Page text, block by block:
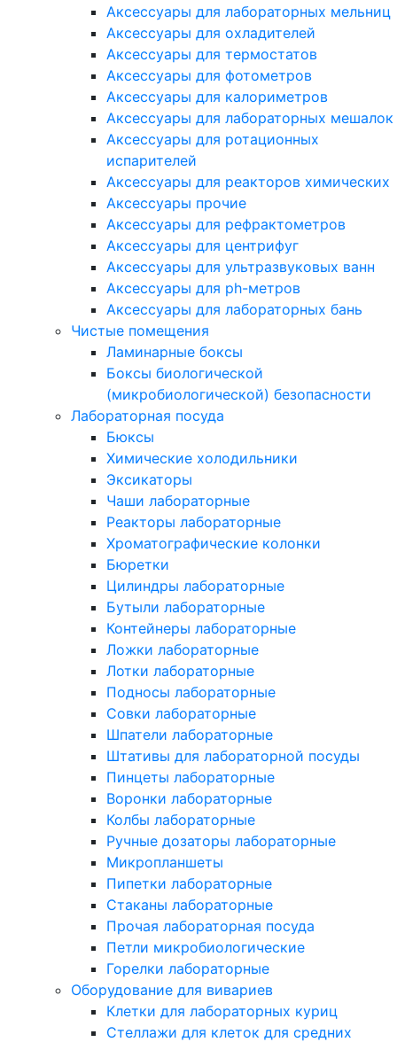
Аксессуары для лабораторных мельниц
Аксессуары для охладителей
Аксессуары для термостатов
Аксессуары для фотометров
Аксессуары для калориметров
Аксессуары для лабораторных мешалок
Аксессуары для ротационных
испарителей
Аксессуары для реакторов химических
Аксессуары прочие
Аксессуары для рефрактометров
Аксессуары для центрифуг
Аксессуары для ультразвуковых ванн
Аксессуары для ph-метров
Аксессуары для лабораторных бань
Чистые помещения
Ламинарные боксы
Боксы биологической
(микробиологической) безопасности
Лабораторная посуда
Бюксы
Химические холодильники
Эксикаторы
Чаши лабораторные
Реакторы лабораторные
Хроматографические колонки
Бюретки
Цилиндры лабораторные
Бутыли лабораторные
Контейнеры лабораторные
Ложки лабораторные
Лотки лабораторные
Подносы лабораторные
Совки лабораторные
Шпатели лабораторные
Штативы для лабораторной посуды
Пинцеты лабораторные
Воронки лабораторные
Колбы лабораторные
Ручные дозаторы лабораторные
Микропланшеты
Пипетки лабораторные
Стаканы лабораторные
Прочая лабораторная посуда
Петли микробиологические
Горелки лабораторные
Оборудование для вивариев
Клетки для лабораторных куриц
Стеллажи для клеток для средних